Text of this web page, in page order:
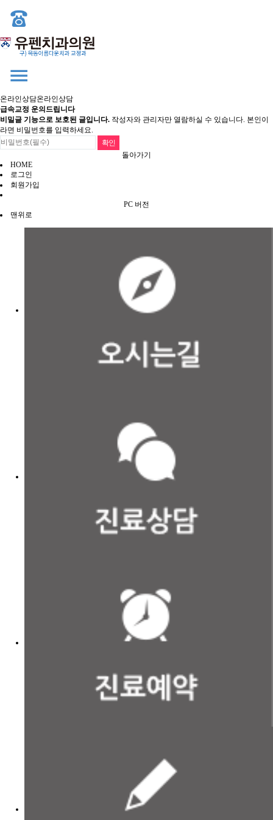
온라인상담온라인상담
급속교정 운의드립니다
비밀글 기능으로 보호된 글입니다. 작성자와 관리자만 열람하실 수 있습니다. 본인이
라면 비밀번호를 입력하세요.
돌아가기
HOME
로그인
회원가입
PC 버전
맨위로